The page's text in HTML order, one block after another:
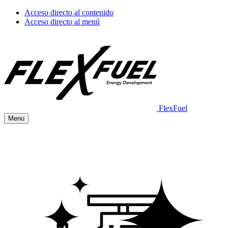
Acceso directo al contenido
Acceso directo al menú
FlexFuel
Menu